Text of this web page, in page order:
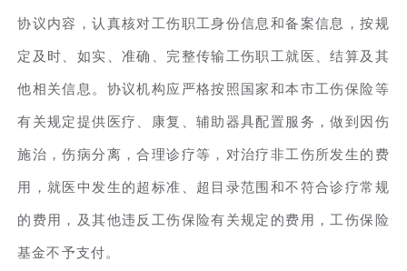
协议内容，认真核对工伤职工身份信息和备案信息，按规
定及时、如实、准确、完整传输工伤职工就医、结算及其
他相关信息。协议机构应严格按照国家和本市工伤保险等
有关规定提供医疗、康复、辅助器具配置服务，做到因伤
施治，伤病分离，合理诊疗等，对治疗非工伤所发生的费
用，就医中发生的超标准、超目录范围和不符合诊疗常规
的费用，及其他违反工伤保险有关规定的费用，工伤保险
基金不予支付。